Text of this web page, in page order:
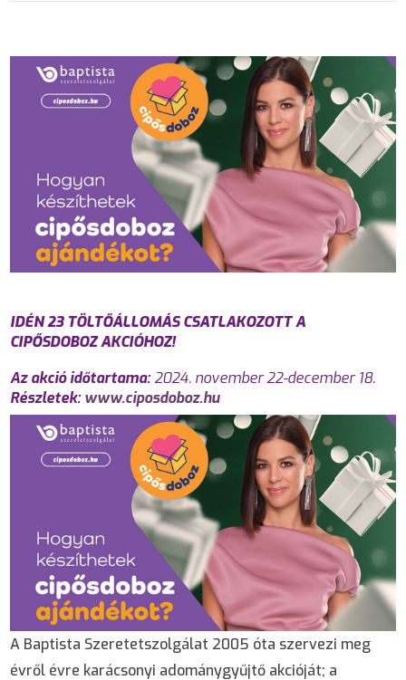
IDÉN 23 TÖLTŐÁLLOMÁS CSATLAKOZOTT A
CIPŐSDOBOZ AKCIÓHOZ!
Az akció időtartama:2024. november 22-december 18.
Részletek:www.ciposdoboz.hu
A Baptista Szeretetszolgálat 2005 óta szervezi meg
évről évre karácsonyi adománygyűjtő akcióját; a